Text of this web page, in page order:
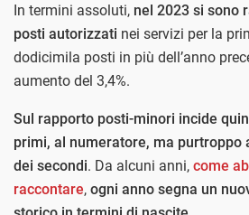
In termini assoluti, nel 2023 si sono
posti autorizzati nei servizi per la
dodicimila posti in più dell’anno
aumento del 3,4%.
Sul rapporto posti-minori incide
primi, al numeratore, ma purtroppo
dei secondi. Da alcuni anni, come
raccontare, ogni anno segna un